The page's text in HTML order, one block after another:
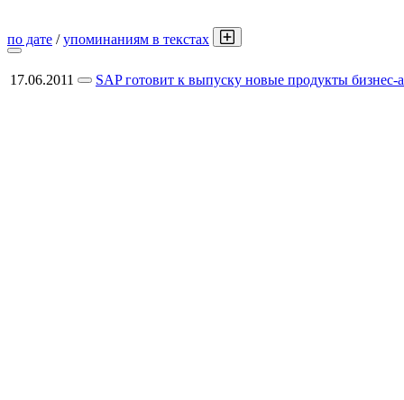
по дате /упоминаниям в текстах
17.06.2011 SAP готовит к выпуску новые продукты